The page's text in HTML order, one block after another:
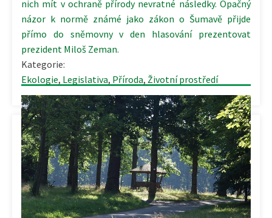
nich mít v ochraně přírody nevratné následky. Opačný
názor k normě známé jako zákon o Šumavě přijde
přímo do sněmovny v den hlasování prezentovat
prezident Miloš Zeman.
Kategorie:
Ekologie, Legislativa, Příroda, Životní prostředí